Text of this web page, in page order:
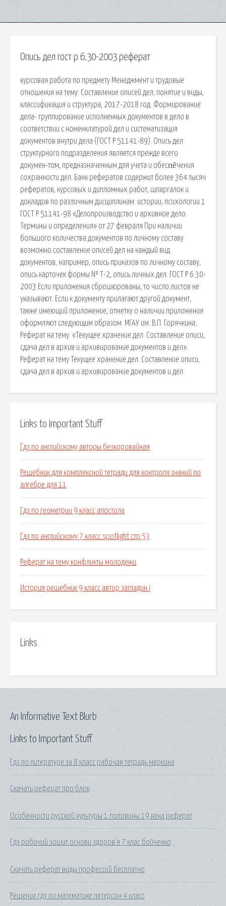
Опись дел гост р 6.30-2003 реферат
курсовая работа по предмету Менеджмент и трудовые
отношения на тему: Составление описей дел; понятие и виды,
классификация и структура, 2017-2018 год. Формирование
дела- группирование исполненных документов в дело в
соответствии с номенклатурой дел и систематизация
документов внутри дела (ГОСТ Р 51141-89). Опись дел
структурного подразделения является прежде всего
докумен-том, предназначенным для учета и обесᴨȇчения
сохранности дел. Банк рефератов содержит более 364 тысяч
рефератов, курсовых и дипломных работ, шпаргалок и
докладов по различным дисциплинам: истории, психологии 1
ГОСТ Р 51141-98 «Делопроизводство и архивное дело.
Термины и определения» от 27 февраля При наличии
большого количества документов по личному составу
возможно составление описей дел на каждый вид
документов, например, опись приказов по личному составу,
опись карточек формы № Т-2, опись личных дел. ГОСТ Р 6.30-
2003 Если приложения сброшюрованы, то число листов не
указывают. Если к документу прилагают другой документ,
также имеющий приложение, отметку о наличии приложения
оформляют следующим образом. МГАУ им. В.П. Горячкина.
Реферат на тему: «Текущее хранение дел. Составление описи,
сдача дел в архив и архивирование документов и дел».
Реферат на тему Текущее хранение дел. Составление описи,
сдача дел в архив и архивирование документов и дел.
Links to Important Stuff
Гдз по английскому авторы безкоровайная
Решебник для комплексной тетради для контроля знаний по
алгебре для 11
Гдз по геометрии 9 класс апостола
Гдз по английскому 7 класс spotlight стр.53
Реферат на тему конфликты молодежи
История решебник 9 класс автор загладин i
Links
Links to Important Stuff
Гдз по литературе за 8 класс рабочая тетрадь меркина
Скачать реферат про блок
Особенности русской культуры 1 половины 19 века реферат
Гдз робочий зошит основи здоров'я 7 клас бойченко
Скачать реферат виды профессий бесплатно
Решение гдз по математике петерсон 4 класс
An Informative Text Blurb